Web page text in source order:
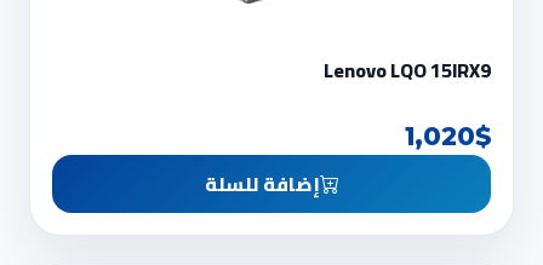
Lenovo LQO 15IRX9
1,020$
إضافة للسلة